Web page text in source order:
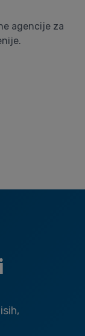
agencije za